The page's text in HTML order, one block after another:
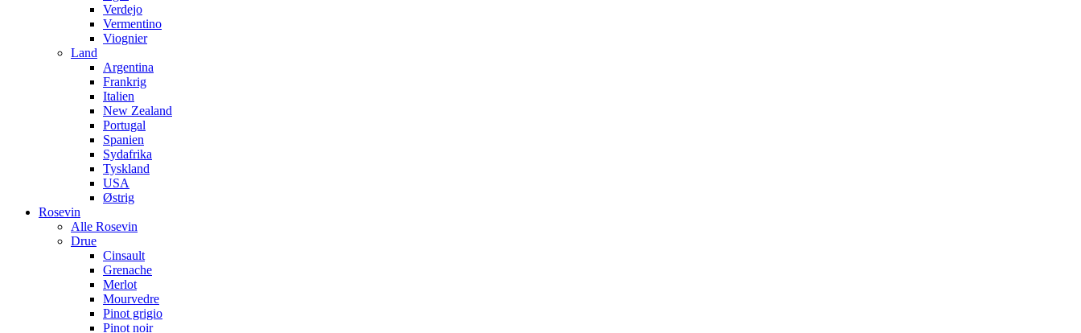
Verdejo
Vermentino
Viognier
Land
Argentina
Frankrig
Italien
New Zealand
Portugal
Spanien
Sydafrika
Tyskland
USA
Østrig
Rosevin
Alle Rosevin
Drue
Cinsault
Grenache
Merlot
Mourvedre
Pinot grigio
Pinot noir